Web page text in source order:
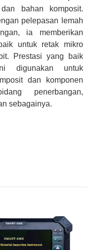
bahan komposit.
pelepasan lemah
ia memberikan
untuk retak mikro
Prestasi yang baik
digunakan untuk
dan komponen
penerbangan,
sebagainya.